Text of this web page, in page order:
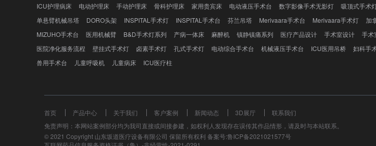
ICU护理病床 电动护理床 手动护理床 骨科护理床 家用贵宾床 电动液压手术台 数字影像手术无影灯 吸顶式手术
单悬臂机械吊塔
DORO头架 INSPITAL手术灯 INSPITAL手术台 芬兰吊塔 Merivaara手术台 Merivaara手术灯 加
MIZUHO手术台
医用机械臂 B&D手术灯系列 产病一体床 麻醉机 镇静镇痛系列 医疗产品设计 手术室设计 手术
医院净化服务流程
壁挂式手术灯 卤素手术灯 孔式手术灯 电动综合手术台 机械液压手术台 ICU医用吊桥 妇科手
兽用手术台
儿童呼吸机 儿童病床 ICU医疗柱
首页 产品中心 关于我们 客户案例 新闻动态 3D展厅
联系我们
免责声明：本网站案例部分均为我司直接或间接参建，如权利人发现存在误传其作品情形，请及时与本站联系。
© 2021 Copyright 山东坂道医疗设备有限公司 保留所有权利 备案号:鲁ICP备2021021577号